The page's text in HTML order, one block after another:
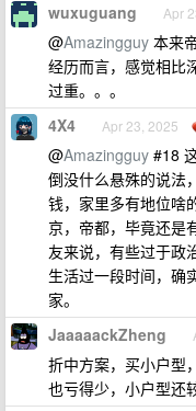
wuxuguang Apr
@Amazingguy 本来
经历而言，感觉相比
过重。。。
4X4 Apr 23, 2025
@Amazingguy #18
倒没什么悬殊的说法
钱，家里多有地位啥
京，帝都，毕竟还是
友来说，有些过于政
生活过一段时间，确
家。
JaaaaackZheng
折中方案，买小户型
也亏得少，小户型还